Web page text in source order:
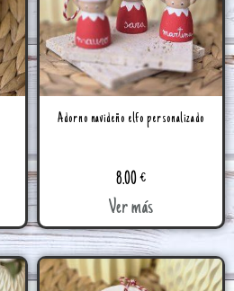
Adorno navideño elfo personalizado
8.00€
Ver más